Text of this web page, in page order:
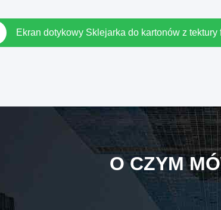
Ekran dotykowy Sklejarka do kartonów z
O CZYM